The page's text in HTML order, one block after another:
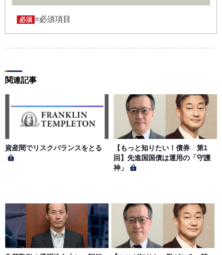
任において行うものとします。会員は、ユーザー名および
パスワードの第三者への漏洩、利用許諾、貸与、譲渡、名
用によって生じた損害の責任は、会員が負うものとし、当
第５条（著作権）
本サイトに掲載された情報、写真、その他の著作物は、当
社もしくは著作物の著作者または著作権者に帰属するもの
とします。会員は、当社著作物について複製、転用、公衆
送信、譲渡、翻案および翻訳などの著作権、商標権などを
侵害する行為を行ってはならないものとします。
第６条（サービス内容の停止・変更）
サイトのサービス内容を変更する場合があります。
第７条（個人情報の取扱い）
当社は、会員の個人情報を別途オンライン上に掲示する
必須 =必須項目
関連記事
資産間でリスクバランスをとる
【もっと知りたい！債券 第1
回】先進国国債は運用の「守護
神」